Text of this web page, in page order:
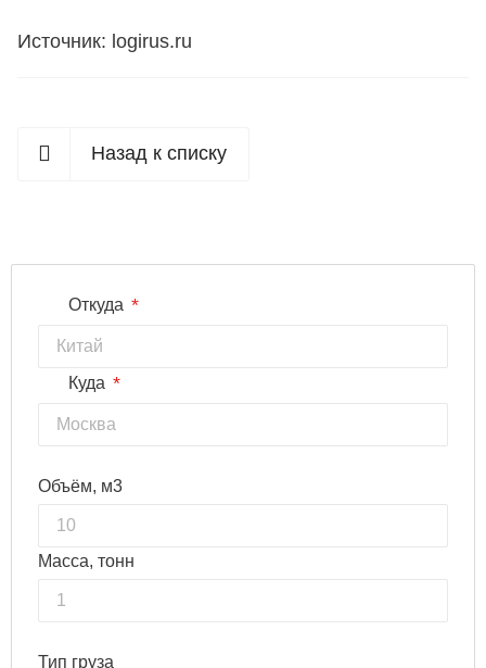
Источник: logirus.ru
Назад к списку
Откуда *
Куда *
Объём, м3
Масса, тонн
Тип груза